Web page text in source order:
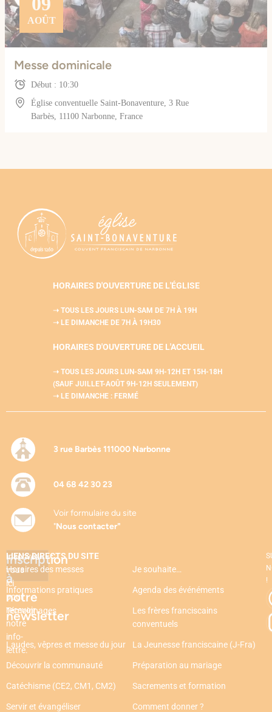
AOÛT
Messe dominicale
Début : 10:30
Église conventuelle Saint-Bonaventure, 3 Rue
Barbès, 11100 Narbonne, France
HORAIRES D'OUVERTURE DE L'ÉGLISE
➝ TOUS LES JOURS LUN-SAM DE 7H À 19H
➝ LE DIMANCHE DE 7H À 19H30
HORAIRES D'OUVERTURE DE L'ACCUEIL
➝ TOUS LES JOURS LUN-SAM 9H-12H ET 15H-18H
(SAUF JUILLET-AOÛT 9H-12H SEULEMENT)
➝ LE DIMANCHE : FERMÉ
3 rue Barbès 111000 Narbonne
04 68 42 30 23
Voir formulaire du site
"Nous contacter"
Inscription
à
notre
newsletter
Inscrivez-
vous
ici
pour
recevoir
notre
info-
lettre.
LIENS DIRECTS DU SITE
Horaires des messes
Je souhaite…
Informations pratiques Agenda des événéments
Témoignages
Les frères franciscains
conventuels
Laudes, vêpres et messe du jour La Jeunesse franciscaine (J-Fra)
Découvrir la communauté Préparation au mariage
Catéchisme (CE2, CM1, CM2) Sacrements et formation
Servir et évangéliser Comment donner ?
!